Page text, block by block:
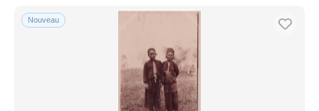
Nouveau